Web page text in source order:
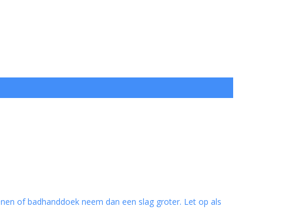
of badhanddoek neem dan een slag groter. Let op als